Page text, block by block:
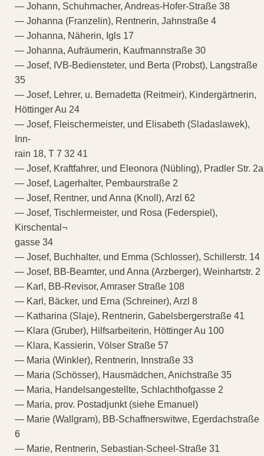
— Johann, Schuhmacher, Andreas-Hofer-Straße 38
— Johanna (Franzelin), Rentnerin, Jahnstraße 4
— Johanna, Näherin, Igls 17
— Johanna, Aufräumerin, Kaufmannstraße 30
— Josef, IVB-Bediensteter, und Berta (Probst), Langstraße
35
— Josef, Lehrer, u. Bernadetta (Reitmeir), Kindergärtnerin,
Höttinger Au 24
— Josef, Fleischermeister, und Elisabeth (Sladaslawek),
Inn-
rain 18, T 7 32 41
— Josef, Kraftfahrer, und Eleonora (Nübling), Pradler Str. 2a
— Josef, Lagerhalter, Pembaurstraße 2
— Josef, Rentner, und Anna (Knoll), Arzl 62
— Josef, Tischlermeister, und Rosa (Federspiel),
Kirschental¬
gasse 34
— Josef, Buchhalter, und Emma (Schlosser), Schillerstr. 14
— Josef, BB-Beamter, und Anna (Arzberger), Weinhartstr. 2
— Karl, BB-Revisor, Amraser Straße 108
— Karl, Bäcker, und Erna (Schreiner), Arzl 8
— Katharina (Slaje), Rentnerin, Gabelsbergerstraße 41
— Klara (Gruber), Hilfsarbeiterin, Höttinger Au 100
— Klara, Kassierin, Völser Straße 57
— Maria (Winkler), Rentnerin, Innstraße 33
— Maria (Schösser), Hausmädchen, Anichstraße 35
— Maria, Handelsangestellte, Schlachthofgasse 2
— Maria, prov. Postadjunkt (siehe Emanuel)
— Marie (Wallgram), BB-Schaffnerswitwe, Egerdachstraße
6
— Marie, Rentnerin, Sebastian-Scheel-Straße 31